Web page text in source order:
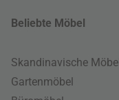
Beliebte Möbel
Skandinavische Möbel
Gartenmöbel